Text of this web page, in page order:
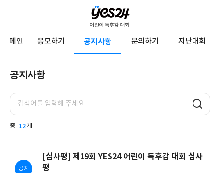
YES24
독
회
메인 응모하기 공지사항 문의하기 지난대회
공
지
항
공지사항
총 12 개
공지
[심사평] 제19회 YES24 어린이 독후감 대회 심사
평